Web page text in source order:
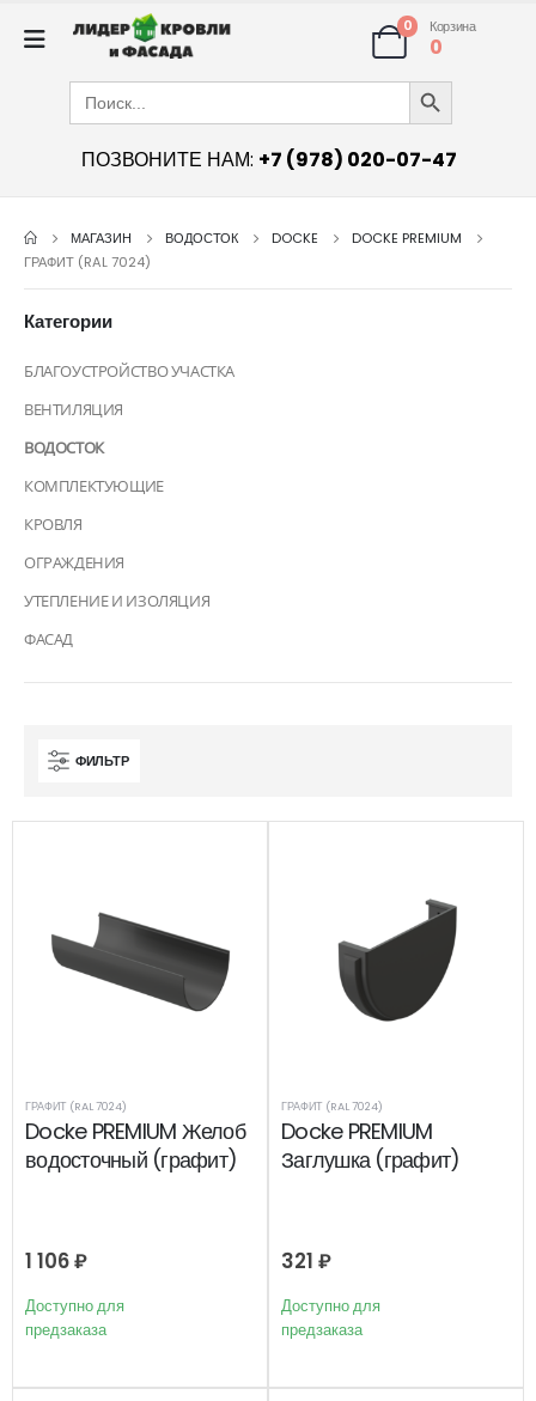
0 Корзина
0
Search
for:
Search Button
ПОЗВОНИТЕ НАМ: +7 (978) 020-07-47
МАГАЗИН ВОДОСТОК DOCKE
DOCKE PREMIUM
ГРАФИТ (RAL 7024)
ФИЛЬТР
ГРАФИТ (RAL 7024)
Docke PREMIUM Желоб
водосточный (графит)
1 106₽
Доступно для
предзаказа
ГРАФИТ (RAL 7024)
Docke PREMIUM
Заглушка (графит)
321 ₽
Доступно для
предзаказа
Категории
БЛАГОУСТРОЙСТВО УЧАСТКА
ВЕНТИЛЯЦИЯ
ВОДОСТОК
КОМПЛЕКТУЮЩИЕ
КРОВЛЯ
ОГРАЖДЕНИЯ
УТЕПЛЕНИЕ И ИЗОЛЯЦИЯ
ФАСАД